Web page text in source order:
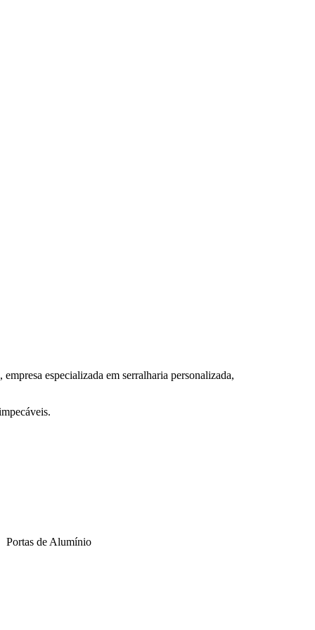
especializada em serralharia personalizada,